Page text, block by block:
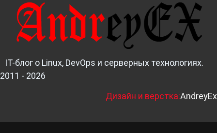
IT-блог о Linux, DevOps и серверных технологиях.
2011 - 2026
Дизайн и верстка:AndreyEx